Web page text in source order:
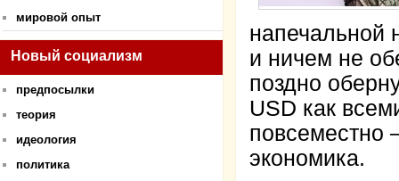
мировой опыт
Новый социализм
предпосылки
теория
идеология
политика
напечальной
и ничем не
поздно
USD как
повсеместно
экономика.